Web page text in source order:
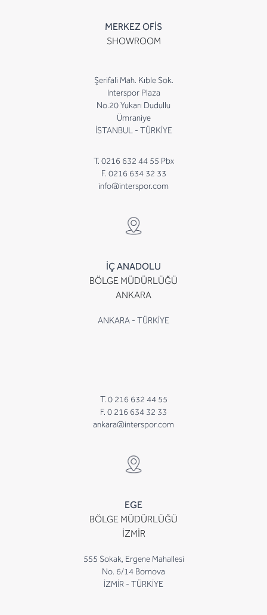
MERKEZ OFİS
SHOWROOM
Şerifali Mah. Kıble Sok.
Interspor Plaza
No.20 Yukarı Dudullu
Ümraniye
İSTANBUL - TÜRKİYE
T. 0216 632 44 55 Pbx
F. 0216 634 32 33
info@interspor.com
İÇ ANADOLU
BÖLGE MÜDÜRLÜĞÜ
ANKARA
ANKARA - TÜRKİYE
T. 0 216 632 44 55
F. 0 216 634 32 33
ankara@interspor.com
EGE
BÖLGE MÜDÜRLÜĞÜ
İZMİR
555 Sokak, Ergene Mahallesi
No. 6/14 Bornova
İZMİR - TÜRKİYE